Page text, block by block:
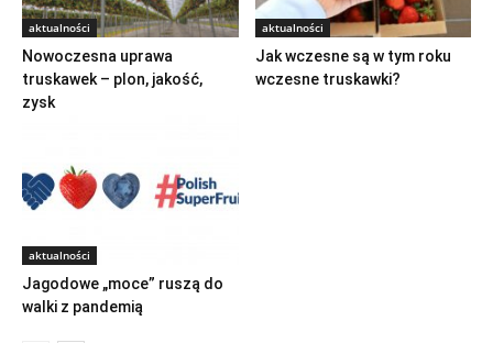
aktualności
Nowoczesna uprawa
truskawek – plon, jakość,
zysk
aktualności
Jak wczesne są w tym roku
wczesne truskawki?
aktualności
Jagodowe „moce” ruszą do
walki z pandemią